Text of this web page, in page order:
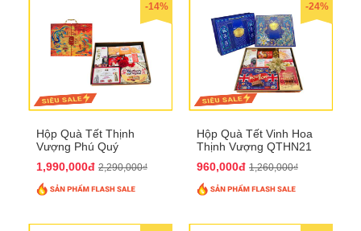
-14%
Hộp Quà Tết Thịnh
Vượng Phú Quý
1,990,000đ 2,290,000₫
-24%
Hộp Quà Tết Vinh Hoa
Thịnh Vượng QTHN21
960,000đ 1,260,000₫